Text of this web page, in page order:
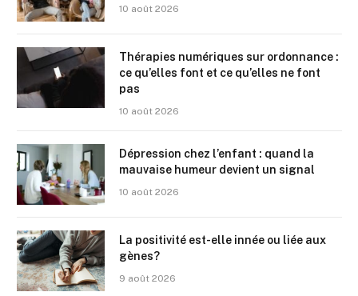
10 août 2026
Thérapies numériques sur ordonnance :
ce qu’elles font et ce qu’elles ne font
pas
10 août 2026
Dépression chez l’enfant : quand la
mauvaise humeur devient un signal
10 août 2026
La positivité est-elle innée ou liée aux
gènes?
9 août 2026